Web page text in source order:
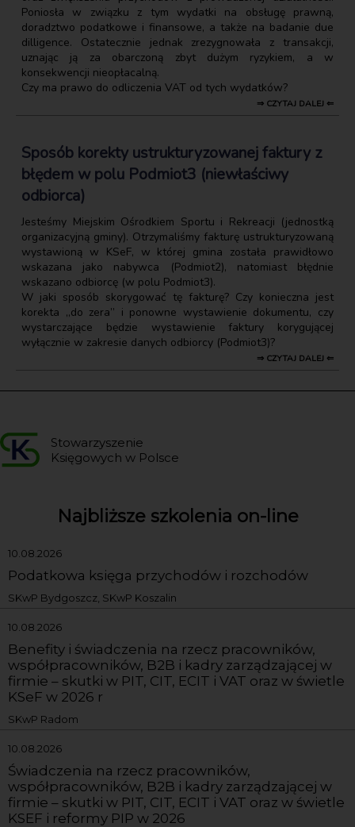
Poniosła w związku z tym wydatki na obsługę prawną,
doradztwo podatkowe i finansowe, a także na badanie due
dilligence. Ostatecznie jednak zrezygnowała z transakcji,
uznając ją za obarczoną zbyt dużym ryzykiem, a w
konsekwencji nieopłacalną.
Czy ma prawo do odliczenia VAT od tych wydatków?
⇒ CZYTAJ DALEJ ⇐
Sposób korekty ustrukturyzowanej faktury z
błędem w polu Podmiot3 (niewłaściwy
odbiorca)
Jesteśmy Miejskim Ośrodkiem Sportu i Rekreacji (jednostką
organizacyjną gminy). Otrzymaliśmy fakturę ustrukturyzowaną
wystawioną w KSeF, w której gmina została prawidłowo
wskazana jako nabywca (Podmiot2), natomiast błędnie
wskazano odbiorcę (w polu Podmiot3).
W jaki sposób skorygować tę fakturę? Czy konieczna jest
korekta „do zera” i ponowne wystawienie dokumentu, czy
wystarczające będzie wystawienie faktury korygującej
wyłącznie w zakresie danych odbiorcy (Podmiot3)?
⇒ CZYTAJ DALEJ ⇐
Stowarzyszenie
Księgowych w Polsce
Najbliższe szkolenia on-line
10.08.2026
Podatkowa księga przychodów i rozchodów
SKwP Bydgoszcz, SKwP Koszalin
10.08.2026
Benefity i świadczenia na rzecz pracowników,
współpracowników, B2B i kadry zarządzającej w
firmie – skutki w PIT, CIT, ECIT i VAT oraz w świetle
KSeF w 2026 r
SKwP Radom
10.08.2026
Świadczenia na rzecz pracowników,
współpracowników, B2B i kadry zarządzającej w
firmie – skutki w PIT, CIT, ECIT i VAT oraz w świetle
KSEF i reformy PIP w 2026